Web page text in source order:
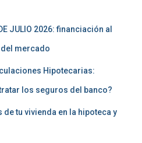
JULIO 2026: financiación al
mercado
Hipotecarias:
los seguros del banco?
tu vivienda en la hipoteca y